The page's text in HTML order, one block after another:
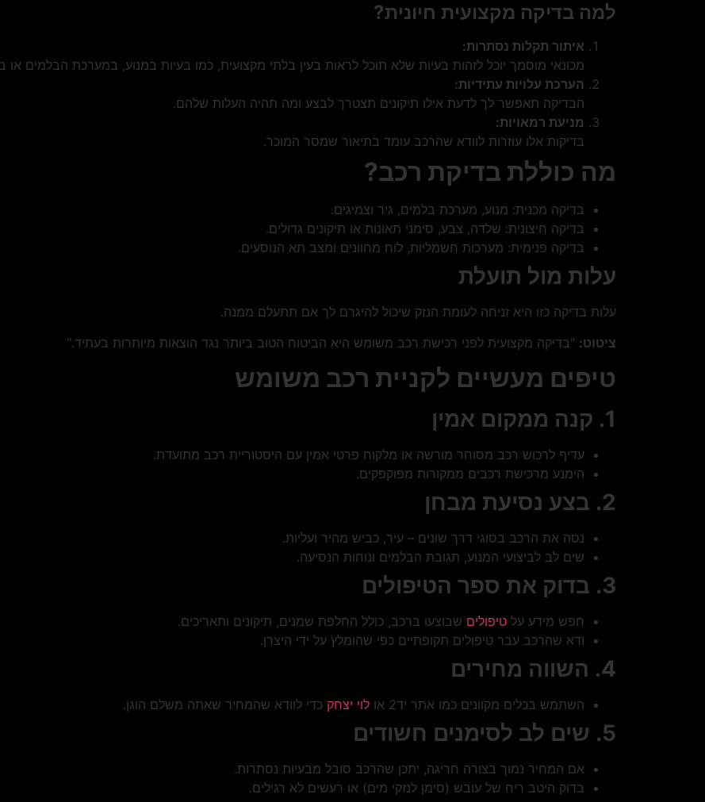
למה בדיקה מקצועית חיונית?
איתור תקלות נסתרות:
מכונאי מוסמך יוכל לזהות בעיות שלא תוכל לראות בעין בלתי מקצועית, כמו בעיות במנוע, במערכת הבלמים
הערכת עלויות עתידיות:
הבדיקה תאפשר לך לדעת אילו תיקונים תצטרך לבצע ומה תהיה העלות שלהם.
מניעת רמאויות:
בדיקות אלו עוזרות לוודא שהרכב עומד בתיאור שמסר המוכר.
מה כוללת בדיקת רכב?
בדיקה מכנית: מנוע, מערכת בלמים, גיר וצמיגים.
בדיקה חיצונית: שלדה, צבע, סימני תאונות או תיקונים גדולים.
בדיקה פנימית: מערכות חשמליות, לוח מחוונים ומצב תא הנוסעים.
עלות מול תועלת
עלות בדיקה כזו היא זניחה לעומת הנזק שיכול להיגרם לך אם תתעלם ממנה.
ציטוט: "בדיקה מקצועית לפני רכישת רכב משומש היא הביטוח הטוב ביותר נגד הוצאות מיותרות בעתיד."
טיפים מעשיים לקניית רכב משומש
1. קנה ממקום אמין
עדיף לרכוש רכב מסוחר מורשה או מלקוח פרטי אמין עם היסטוריית רכב מתועדת.
הימנע מרכישת רכבים ממקורות מפוקפקים.
2. בצע נסיעת מבחן
נסה את הרכב בסוגי דרך שונים – עיר, כביש מהיר ועליות.
שים לב לביצועי המנוע, תגובת הבלמים ונוחות הנסיעה.
3. בדוק את ספר הטיפולים
חפש מידע על טיפולים שבוצעו ברכב, כולל החלפת שמנים, תיקונים ותאריכים.
ודא שהרכב עבר טיפולים תקופתיים כפי שהומלץ על ידי היצרן.
4. השווה מחירים
השתמש בכלים מקוונים כמו אתר יד2 או לוי יצחק כדי לוודא שהמחיר שאתה משלם הוגן.
5. שים לב לסימנים חשודים
אם המחיר נמוך בצורה חריגה, יתכן שהרכב סובל מבעיות נסתרות.
בדוק היטב ריח של עובש (סימן לנזקי מים) או רעשים לא רגילים.